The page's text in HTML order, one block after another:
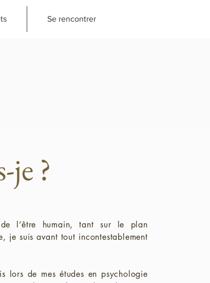
Se rencontrer
je ?
de l’être humain, tant sur le plan
je suis avant tout incontestablement
lors de mes études en psychologie